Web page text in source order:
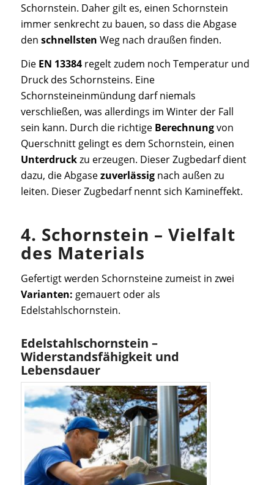
Schornstein. Daher gilt es, einen Schornstein
immer senkrecht zu bauen, so dass die Abgase
den schnellsten Weg nach draußen finden.
Die EN 13384regelt zudem noch Temperatur und
Druck des Schornsteins. Eine
Schornsteineinmündung darf niemals
verschließen, was allerdings im Winter der Fall
sein kann. Durch die richtigeBerechnungvon
Querschnitt gelingt es dem Schornstein, einen
Unterdruckzu erzeugen. Dieser Zugbedarf dient
dazu, die Abgasezuverlässig nach außen zu
leiten. Dieser Zugbedarf nennt sich Kamineffekt.
4. Schornstein – Vielfalt
des Materials
Gefertigt werden Schornsteine zumeist in zwei
Varianten: gemauert oder als
Edelstahlschornstein.
Edelstahlschornstein –
Widerstandsfähigkeit und
Lebensdauer